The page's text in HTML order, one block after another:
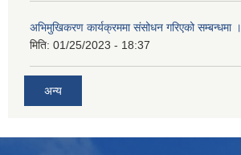
अभिमुखिकरण कार्यक्रममा संसोधन गरिएको सम्बन्धमा ।
मिति: 01/25/2023 - 18:37
अन्य